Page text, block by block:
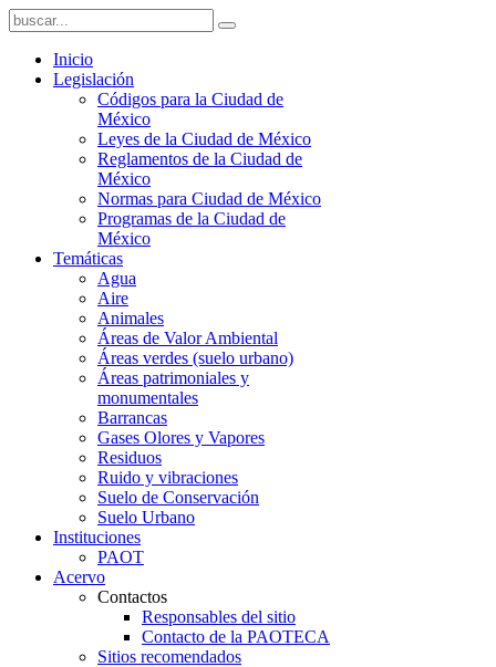
Inicio
Legislación
Códigos para la Ciudad de
México
Leyes de la Ciudad de México
Reglamentos de la Ciudad de
México
Normas para Ciudad de México
Programas de la Ciudad de
México
Temáticas
Agua
Aire
Animales
Áreas de Valor Ambiental
Áreas verdes (suelo urbano)
Áreas patrimoniales y
monumentales
Barrancas
Gases Olores y Vapores
Residuos
Ruido y vibraciones
Suelo de Conservación
Suelo Urbano
Instituciones
PAOT
Acervo
Contactos
Responsables del sitio
Contacto de la PAOTECA
Sitios recomendados